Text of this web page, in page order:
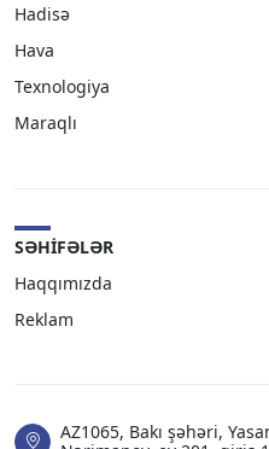
Hadisə
Hava
Texnologiya
Maraqlı
SƏHIFƏLƏR
Haqqımızda
Reklam
AZ1065, Bakı şəhəri,